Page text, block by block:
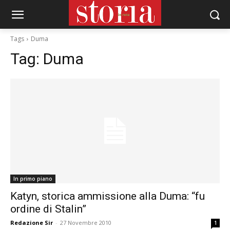
Tags Duma
Tag: Duma
In primo piano
Katyn, storica ammissione alla Duma: “fu
ordine di Stalin”
Redazione Sir - 27 Novembre 2010 1